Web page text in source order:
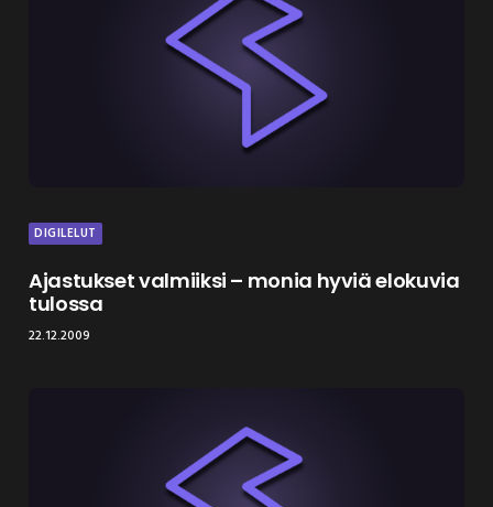
DIGILELUT
Ajastukset valmiiksi – monia hyviä elokuvia
tulossa
22.12.2009